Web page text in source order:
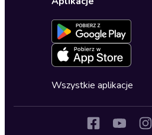
Dla młodzieżyFormularz zgłaszania
Deklaracja dostępności
Oferta dla firm i bibliotek
Dołącz do newslettera
Blog
Zapowiedzi
Cykle audiobooków
Wszystkie aplikacje